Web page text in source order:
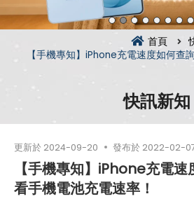
首頁
【手機專知】iPhone充電速度如何查
快訊新知
更新於 2024-09-20 發布於 2022-02-
【手機專知】iPhone充電
看手機電池充電速率！